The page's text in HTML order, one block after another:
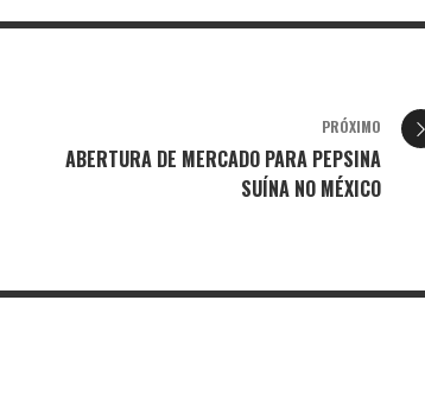
PRÓXIMO
ABERTURA DE MERCADO PARA PEPSINA
SUÍNA NO MÉXICO